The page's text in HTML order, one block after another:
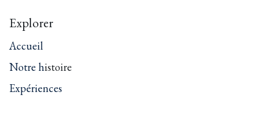
Explorer
Accueil
Notre histoire
Expériences